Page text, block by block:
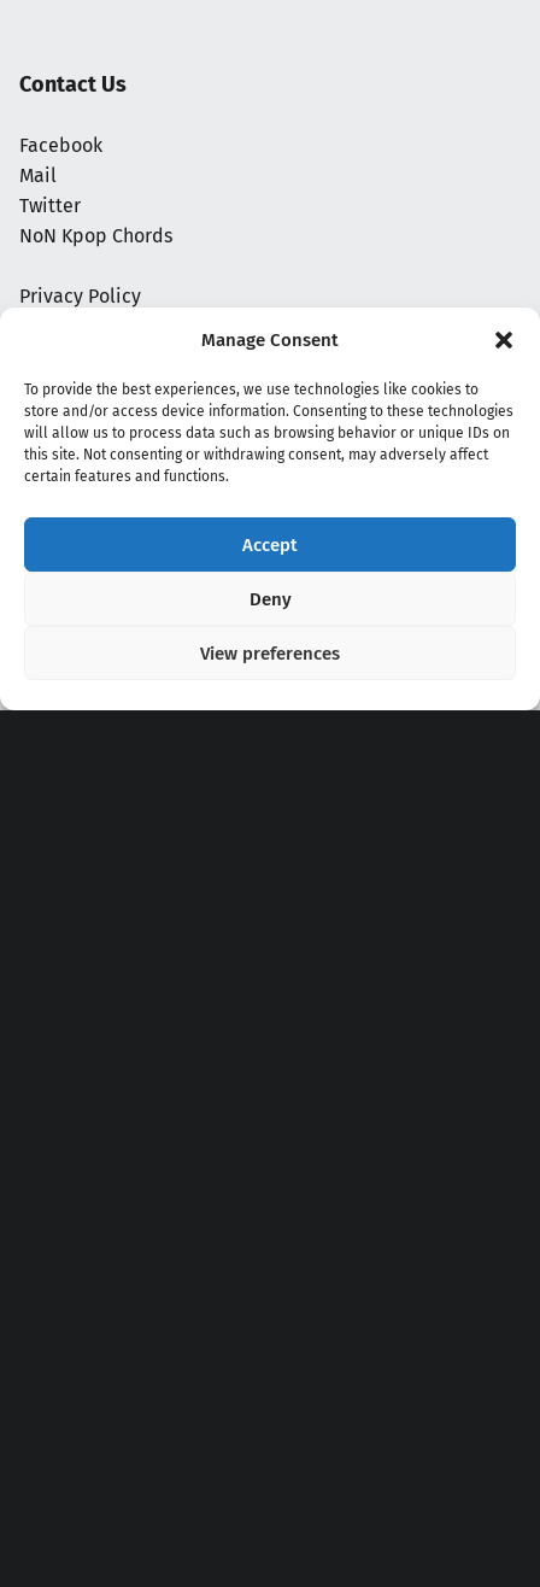
Manage Consent
To provide the best experiences, we use technologies like cookies to
store and/or access device information. Consenting to these technologies
will allow us to process data such as browsing behavior or unique IDs on
this site. Not consenting or withdrawing consent, may adversely affect
certain features and functions.
Accept
Deny
View preferences
Contact Us
Facebook
Mail
Twitter
NoN Kpop Chords
Privacy Policy